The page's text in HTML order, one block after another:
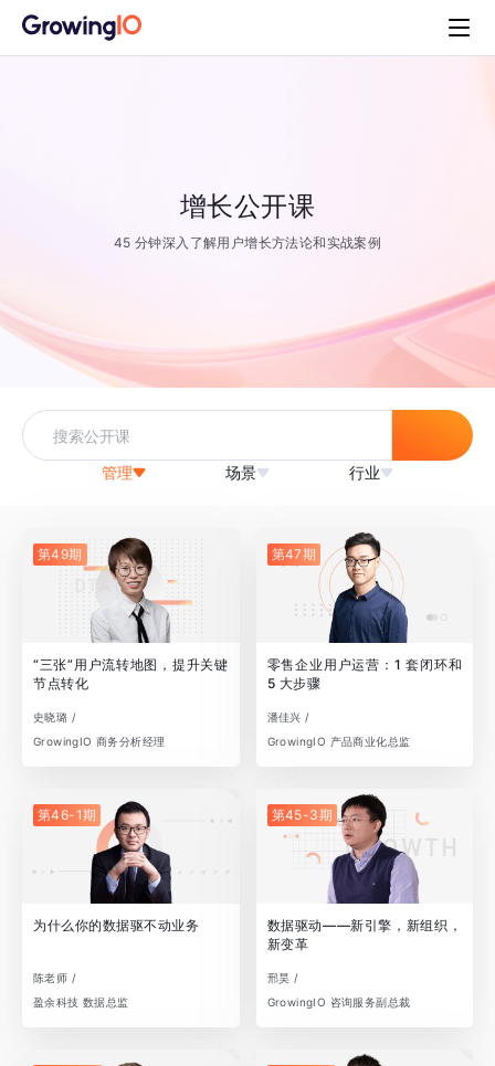
增长公开课
45 分钟深入了解用户增长方法论和实战案例
管理 场景 行业
第49期
“三张”用户流转地图，提升关键
节点转化
史晓璐 /
GrowingIO 商务分析经理
第47期
零售企业用户运营：1 套闭环和
5 大步骤
潘佳兴 /
GrowingIO 产品商业化总监
第46-1期
为什么你的数据驱不动业务
陈老师 /
盈余科技 数据总监
第45-3期
数据驱动——新引擎，新组织，
新变革
邢昊 /
GrowingIO 咨询服务副总裁